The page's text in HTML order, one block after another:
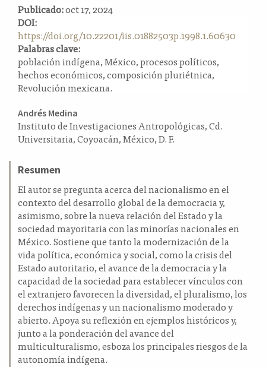
a
l
a
t
e
r
a
Publicado:oct 17, 2024
DOI:
https://doi.org/10.22201/iis.01882503p.1998.1.60630
Palabras clave:
población indígena, México, procesos políticos,
hechos económicos, composición pluriétnica,
Revolución mexicana.
Contenido
principal
del
artículo
Andrés Medina
Instituto de Investigaciones Antropológicas, Cd.
Universitaria, Coyoacán, México, D. F.
Resumen
El autor se pregunta acerca del nacionalismo en el
contexto del desarrollo global de la democracia y,
asimismo, sobre la nueva relación del Estado y la
sociedad mayoritaria con las minorías nacionales en
México. Sostiene que tanto la modernización de la
vida política, económica y social, como la crisis del
Estado autoritario, el avance de la democracia y la
capacidad de la sociedad para establecer vínculos con
el extranjero favorecen la diversidad, el pluralismo, los
derechos indígenas y un nacionalismo moderado y
abierto. Apoya su reflexión en ejemplos históricos y,
junto a la ponderación del avance del
multiculturalismo, esboza los principales riesgos de la
autonomía indígena.